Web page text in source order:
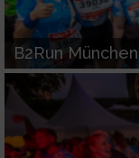
B2Run